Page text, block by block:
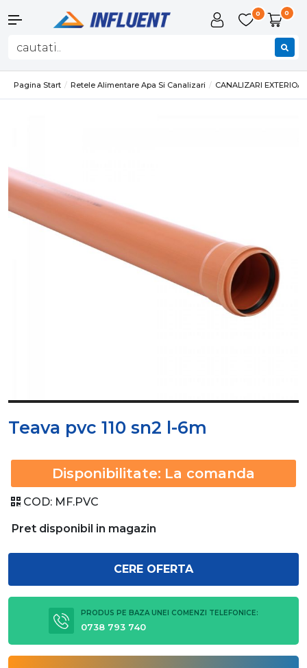
0 0
Pagina Start Retele Alimentare Apa Si Canalizari CANALIZARI
Teava pvc 110 sn2 l-6m
Disponibilitate: La comanda
COD: MF.PVC
Pret disponibil in magazin
CERE OFERTA
PRODUS PE BAZA UNEI COMENZI TELEFONICE:
0738 793 740